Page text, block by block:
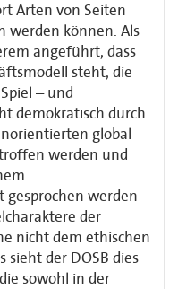
Arten von Seiten
werden können. Als
angeführt, dass
steht, die
– und
demokratisch durch
global
werden und
werden
der
nicht dem ethischen
sieht der DOSB dies
sowohl in der